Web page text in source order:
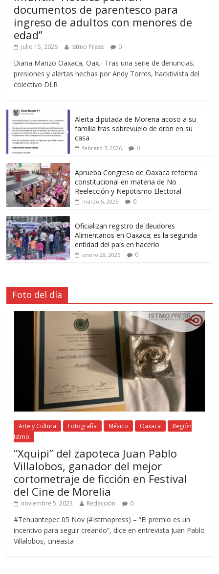
documentos de parentesco para
ingreso de adultos con menores de
edad”
julio 15, 2026 Istmo Press 0
Diana Manzo Oaxaca, Oax.- Tras una serie de denuncias,
presiones y alertas hechas por Andy Torres, hacktivista del
colectivo DLR
Alerta diputada de Morena acoso a su
familia tras sobrevuelo de dron en su
casa
febrero 7, 2026 0
Aprueba Congreso de Oaxaca reforma
constitucional en materia de No
Reelección y Nepotismo Electoral
marzo 5, 2025 0
Oficializan registro de deudores
Alimentarios en Oaxaca; es la segunda
entidad del país en hacerlo
enero 28, 2025 0
Foto del día
Arte y Cultura Fotografía México Oaxaca
Región
Istmo
“Xquipi” del zapoteca Juan Pablo
Villalobos, ganador del mejor
cortometraje de ficción en Festival
del Cine de Morelia
noviembre 5, 2023 Redacción 0
#Tehuantepec 05 Nov (#Istmopress) – “El premio es un
incentivo para seguir creando”, dice en entrevista Juan Pablo
Villalobos, cineasta